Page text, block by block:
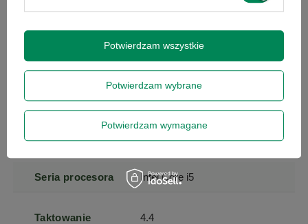
Rozdzielczość
1920 x 1080
matowa
Seria procesora Intel Core i5
Taktowanie
4.4
Potwierdzam wybrane
Potwierdzam wymagane
Potwierdzam wszystkie